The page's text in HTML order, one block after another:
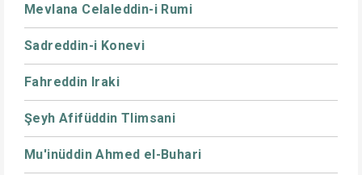
Mevlana Celaleddin-i Rumi
Sadreddin-i Konevi
Fahreddin Iraki
Şeyh Afifüddin Tlimsani
Mu'inüddin Ahmed el-Buhari